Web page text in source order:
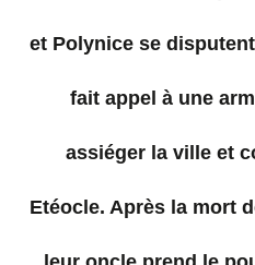
et Polynice se
fait appel à une
assiéger la ville et
Etéocle. Après la mort